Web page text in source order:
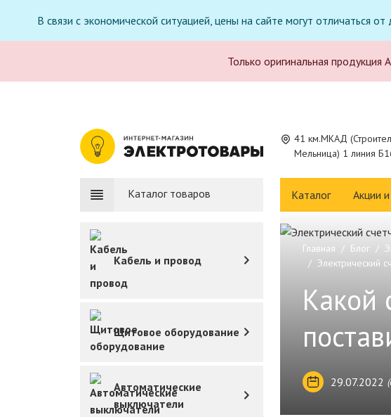
В связи с экономической ситуацией, цены на сайте могут отличаться
Только оригинальная продукция
41 км.МКАД
Мельница) 1 линия
Каталог товаров Каталог Акции
Кабель и провод
Щитовое оборудование
Автоматические
выключатели
Главная Блог
Электрический
Какой
29.07.2022